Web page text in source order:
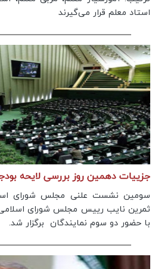
استاد معلم قرار می‌گیرند
جزییات دهمین روز بررسی لایحه بودجه
سومین نشست علنی مجلس شورای
با حضور دو سوم نمایندگان برگزار شد.